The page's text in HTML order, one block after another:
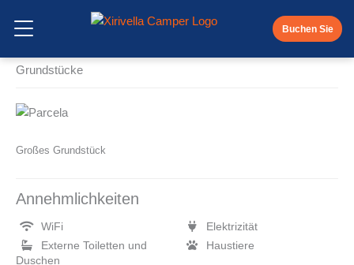
Inhalt
Menü öffnen Buchen Sie
Grundstücke
Grundstücke
Großes Grundstück
Annehmlichkeiten
WiFi
Elektrizität
Externe Toiletten und
Duschen
Haustiere